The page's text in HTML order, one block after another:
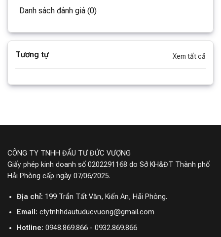
nhanh và đồng đều mọi vị trí trong tủ, giúp thực phẩm
tươi ngon lâu hơn.
Công nghệ tiệt trùng ion động:
diệt vi khuẩn, đảm bảo an toàn vệ sinh thực phẩm.
Công nghệ bảo quản rây phân tử nước:
Danh sách đánh giá (0)
Tương tự Xem tất cả
CÔNG TY TNHH ĐẦU TƯ ĐỨC VƯỢNG
Giấy phép kinh doanh số 0202291168 do Sở KH&ĐT Thành phố
Hải Phòng cấp ngày 07/06/2025.
Địa chỉ: 199 Trần Tất Văn, Kiến An, Hải Phòng.
Email: ctytnhhdautuducvuong@gmail.com
Hotline: 0948.869.866 - 0932.869.866